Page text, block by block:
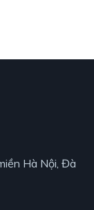
Hà Nội, Đà